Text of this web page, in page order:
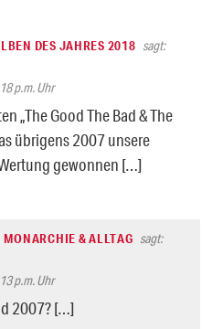
DES JAHRES 2018 sagt:
p.m. Uhr
„The Good The Bad & The
übrigens 2007 unsere
gewonnen […]
& ALLTAG sagt:
p.m. Uhr
2007? […]